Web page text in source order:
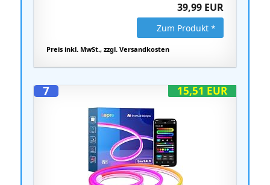
39,99 EUR
Zum Produkt *
Preis inkl. MwSt., zzgl. Versandkosten
15,51 EUR
7